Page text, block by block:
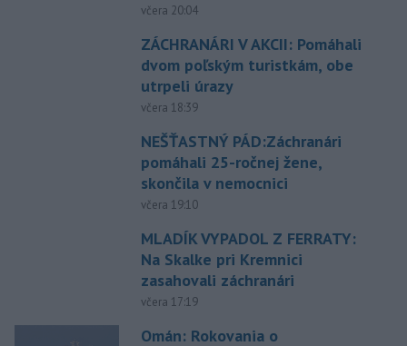
včera 20:04
ZÁCHRANÁRI V AKCII: Pomáhali
dvom poľským turistkám, obe
utrpeli úrazy
včera 18:39
NEŠŤASTNÝ PÁD:Záchranári
pomáhali 25-ročnej žene,
skončila v nemocnici
včera 19:10
MLADÍK VYPADOL Z FERRATY:
Na Skalke pri Kremnici
zasahovali záchranári
včera 17:19
Omán: Rokovania o